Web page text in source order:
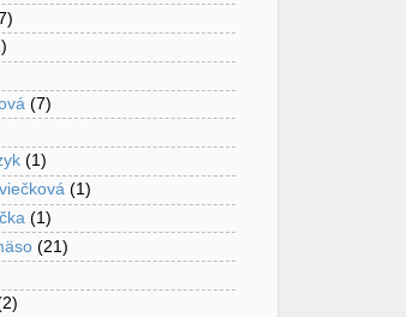
(7)
(1)
(1)
(1)
(21)